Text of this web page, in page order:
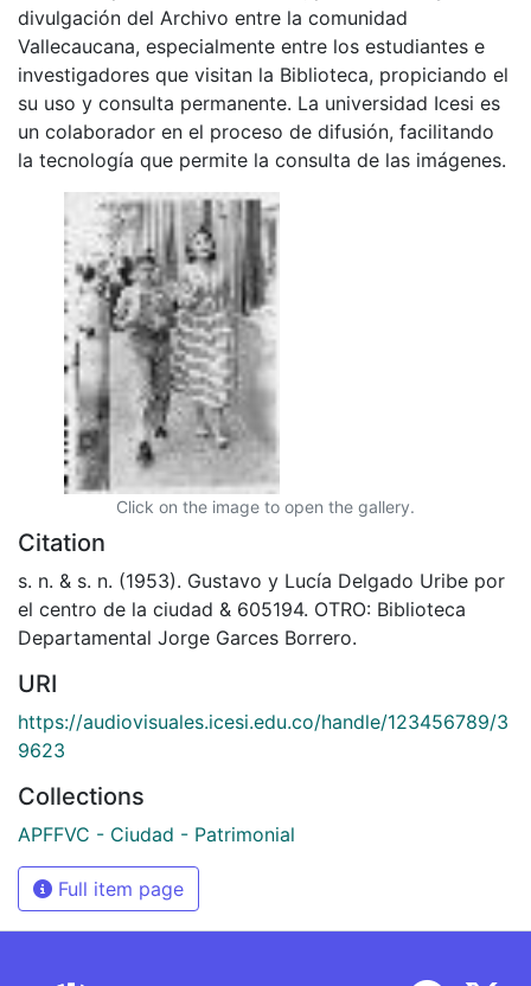
divulgación del Archivo entre la comunidad
Vallecaucana, especialmente entre los estudiantes e
investigadores que visitan la Biblioteca, propiciando el
su uso y consulta permanente. La universidad Icesi es
un colaborador en el proceso de difusión, facilitando
la tecnología que permite la consulta de las imágenes.
Click on the image to open the gallery.
Citation
s. n. & s. n. (1953). Gustavo y Lucía Delgado Uribe por
el centro de la ciudad & 605194. OTRO: Biblioteca
Departamental Jorge Garces Borrero.
URI
https://audiovisuales.icesi.edu.co/handle/123456789/3
9623
Collections
APFFVC - Ciudad - Patrimonial
Full item page